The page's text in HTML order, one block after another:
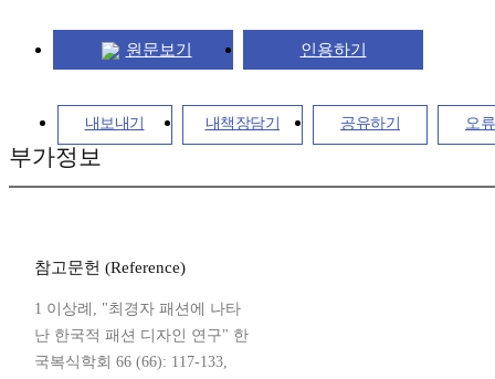
원문보기 인용하기
내보내기 내책장담기 공유하기 오
부가정보
참고문헌 (Reference)
1 이상례, "최경자 패션에 나타
난 한국적 패션 디자인 연구" 한
국복식학회 66 (66): 117-133,